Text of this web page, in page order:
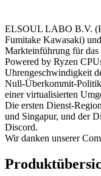
ELSOUL LABO B.V.
Fumitake Kawasaki)
Markteinführung für das
Powered by Ryzen
Uhrengeschwindigkeit
Null-Überkommit-
einer virtualisierten
Die ersten Dienst-
und Singapur, und der
Discord.
Wir danken unserer